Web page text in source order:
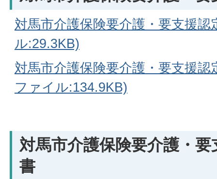
対馬市介護保険要介護・要支援
ル:29.3KB)
対馬市介護保険要介護・要支援
ファイル:134.9KB)
対馬市介護保険要介護・
書